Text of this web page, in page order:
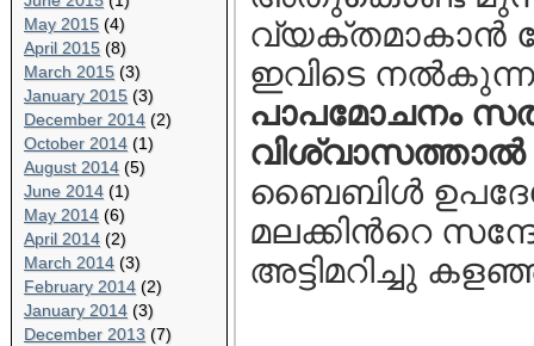
May 2015 (4)
April 2015 (8)
March 2015 (3)
January 2015 (3)
December 2014 (2)
October 2014 (1)
August 2014 (5)
June 2014 (1)
May 2014 (6)
April 2014 (2)
March 2014 (3)
February 2014 (2)
January 2014 (3)
December 2013 (7)
വ്യക്തമാകാന്‍
ഇവിടെ
പാപമോചനം
ബൈബിള്‍
മലക്കിന്‍റെ
അട്ടിമറിച്ചു